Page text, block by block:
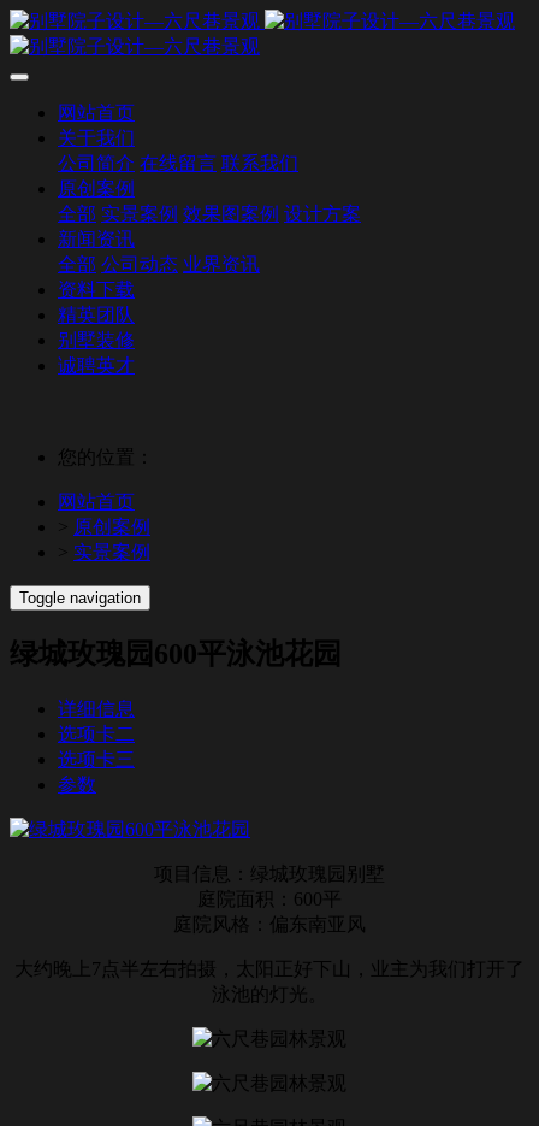
网站首页
关于我们
公司简介 在线留言 联系我们
原创案例
全部 实景案例 效果图案例 设计方案
新闻资讯
全部 公司动态 业界资讯
资料下载
精英团队
别墅装修
诚聘英才
您的位置：
网站首页
> 原创案例
> 实景案例
Toggle navigation
绿城玫瑰园600平泳池花园
详细信息
选项卡二
选项卡三
参数
项目信息：绿城玫瑰园别墅
庭院面积：600平
庭院风格：偏东南亚风
大约晚上7点半左右拍摄，太阳正好下山，业主为我们打开了
泳池的灯光。